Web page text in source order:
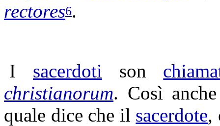
rectores6.
I sacerdoti son
christianorum. Così
quale dice che il sacerdote,